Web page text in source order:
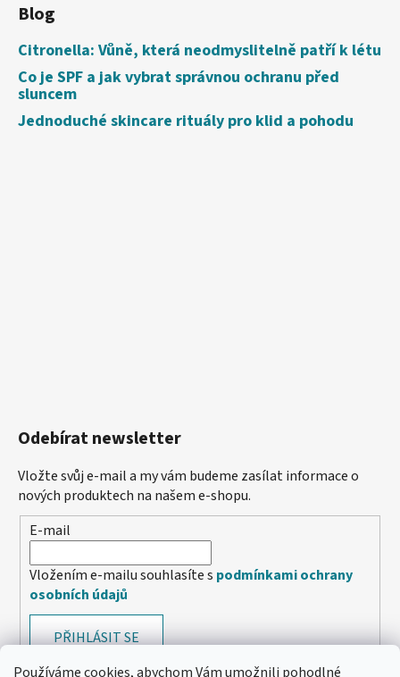
Používáme cookies, abychom Vám umožnili pohodlné
Blog
Citronella: Vůně, která neodmyslitelně patří k létu
Co je SPF a jak vybrat správnou ochranu před
sluncem
Jednoduché skincare rituály pro klid a pohodu
Odebírat newsletter
Vložte svůj e-mail a my vám budeme zasílat informace o
nových produktech na našem e-shopu.
E-mail
Vložením e-mailu souhlasíte s podmínkami ochrany
osobních údajů
PŘIHLÁSIT SE